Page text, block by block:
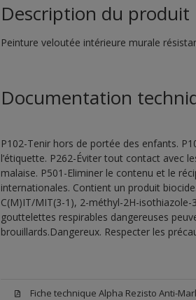
Description du produit
Peinture veloutée intérieure murale
Documentation
P102-Tenir hors de portée des enfants.
l’étiquette. P262-Éviter tout contact avec
malaise. P501-Eliminer le contenu et le
internationales. Contient un produit
C(M)IT/MIT(3-1), 2-méthyl-2H-
gouttelettes respirables dangereuses
brouillards.Dangereux. Respecter les
Fiche technique Alpha Rezisto Anti-